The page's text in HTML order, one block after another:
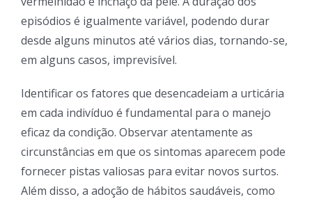
episódios é igualmente variável, podendo durar
desde alguns minutos até vários dias, tornando-se,
em alguns casos, imprevisível.
Identificar os fatores que desencadeiam a urticária
em cada indivíduo é fundamental para o manejo
eficaz da condição. Observar atentamente as
circunstâncias em que os sintomas aparecem pode
fornecer pistas valiosas para evitar novos surtos.
Além disso, a adoção de hábitos saudáveis, como